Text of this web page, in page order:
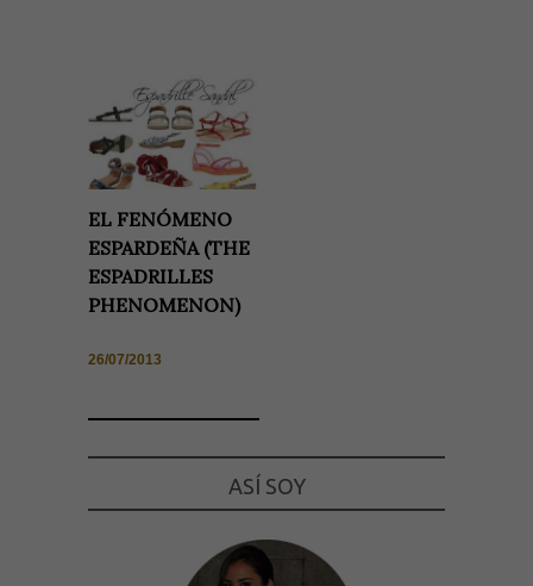
EL FENÓMENO
ESPARDEÑA (THE
ESPADRILLES
PHENOMENON)
26/07/2013
ASÍ SOY